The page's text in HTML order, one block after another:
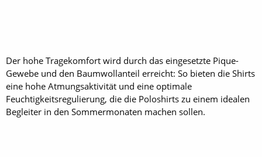
Der hohe Tragekomfort wird durch das eingesetzte Pique-
Gewebe und den Baumwollanteil erreicht: So bieten die Shirts
eine hohe Atmungsaktivität und eine optimale
Feuchtigkeitsregulierung, die die Poloshirts zu einem idealen
Begleiter in den Sommermonaten machen sollen.